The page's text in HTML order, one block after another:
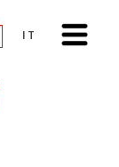
ITALIANO